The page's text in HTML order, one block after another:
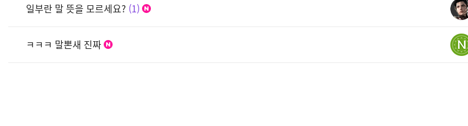
일부란 말 뜻을 모르세요? 1
ㅋㅋㅋ 말뽄새 진짜